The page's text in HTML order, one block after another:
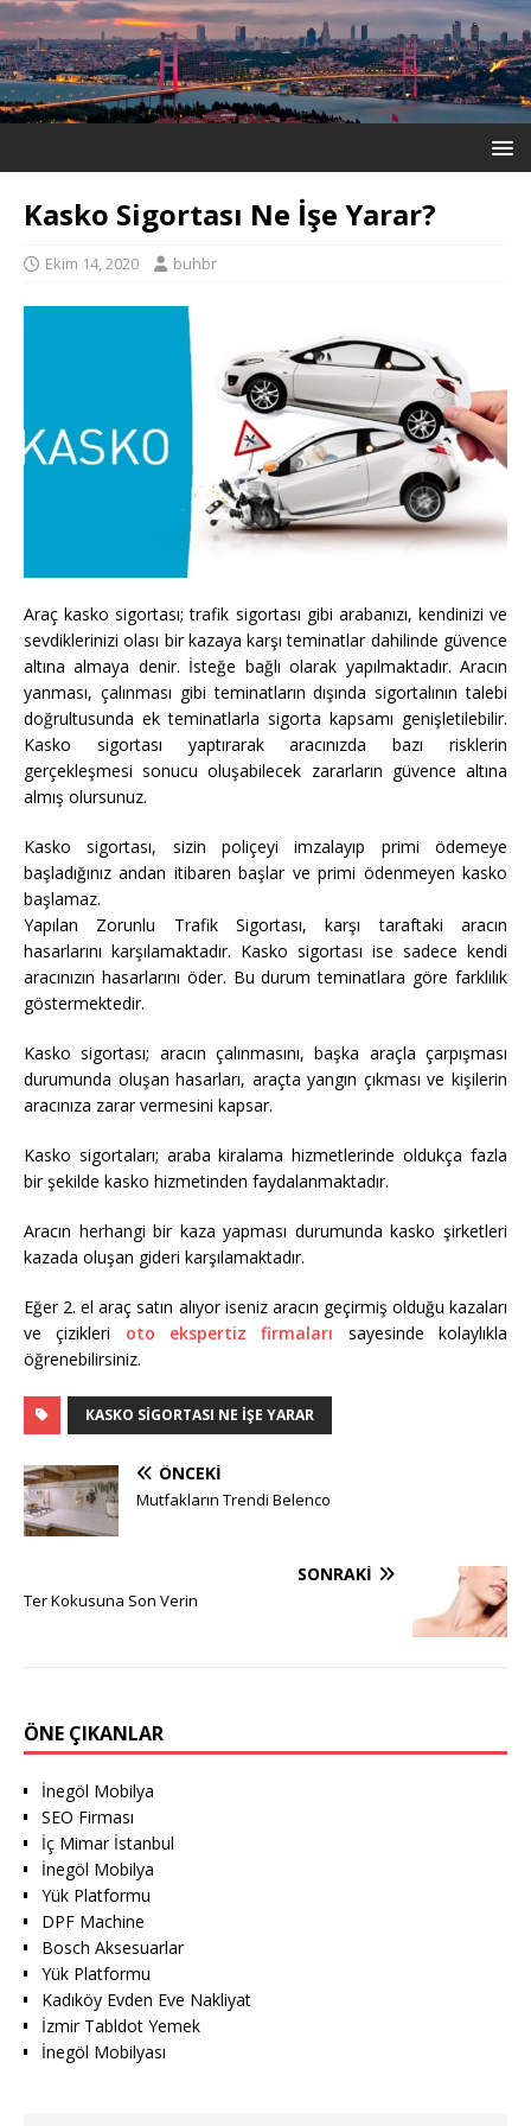
Kasko Sigortası Ne İşe Yarar?
Ekim 14, 2020 buhbr
Araç kasko sigortası; trafik sigortası gibi arabanızı, kendinizi ve
sevdiklerinizi olası bir kazaya karşı teminatlar dahilinde güvence
altına almaya denir. İsteğe bağlı olarak yapılmaktadır. Aracın
yanması, çalınması gibi teminatların dışında sigortalının talebi
doğrultusunda ek teminatlarla sigorta kapsamı genişletilebilir.
Kasko sigortası yaptırarak aracınızda bazı risklerin
gerçekleşmesi sonucu oluşabilecek zararların güvence altına
almış olursunuz.
Kasko sigortası, sizin poliçeyi imzalayıp primi ödemeye
başladığınız andan itibaren başlar ve primi ödenmeyen kasko
başlamaz.
Yapılan Zorunlu Trafik Sigortası, karşı taraftaki aracın
hasarlarını karşılamaktadır. Kasko sigortası ise sadece kendi
aracınızın hasarlarını öder. Bu durum teminatlara göre farklılık
göstermektedir.
Kasko sigortası; aracın çalınmasını, başka araçla çarpışması
durumunda oluşan hasarları, araçta yangın çıkması ve kişilerin
aracınıza zarar vermesini kapsar.
Kasko sigortaları; araba kiralama hizmetlerinde oldukça fazla
bir şekilde kasko hizmetinden faydalanmaktadır.
Aracın herhangi bir kaza yapması durumunda kasko şirketleri
kazada oluşan gideri karşılamaktadır.
Eğer 2. el araç satın alıyor iseniz aracın geçirmiş olduğu kazaları
ve çizikleri oto ekspertiz firmaları sayesinde kolaylıkla
öğrenebilirsiniz.
KASKO SIGORTASI NE İŞE YARAR
ÖNCEKI
Mutfakların Trendi Belenco
SONRAKI
Ter Kokusuna Son Verin
ÖNE ÇIKANLAR
İnegöl Mobilya
SEO Firması
İç Mimar İstanbul
İnegöl Mobilya
Yük Platformu
DPF Machine
Bosch Aksesuarlar
Yük Platformu
Kadıköy Evden Eve Nakliyat
İzmir Tabldot Yemek
İnegöl Mobilyası